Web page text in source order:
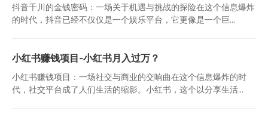
抖音千川的金钱密码：一场关于机遇与挑战的探险在这个信息爆炸
的时代，抖音已经不仅仅是一个娱乐平台，它更像是一个巨...
小红书赚钱项目-小红书月入过万？
小红书赚钱项目：一场社交与商业的交响曲在这个信息爆炸的时
代，社交平台成了人们生活的缩影。小红书，这个以分享生活...